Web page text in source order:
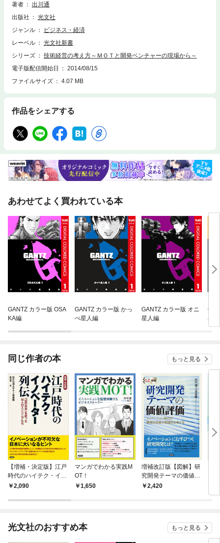
著者
出川通
出版社
光文社
ジャンル
ビジネス・経済
レーベル
光文社新書
シリーズ
技術経営の考え方～ＭＯＴと開発ベンチャーの現場から～
電子版配信開始日
2014/08/15
ファイルサイズ
4.07 MB
作品をシェアする
あわせてよく買われている本
GANTZ カラー版 OSA
KA編
GANTZ カラー版 かっ
ぺ星人編
GANTZ カラー版 オニ
星人編
星
同じ作者の本 もっと見る
【増補・決定版】江戸
時代のハイテク・イノ
ベーター列伝
2,090
マンガでわかる実践M
OT！
1,650
増補改訂版【図解】研
究開発テーマの価値評
価2,420
光文社のおすすめ本 もっと見る